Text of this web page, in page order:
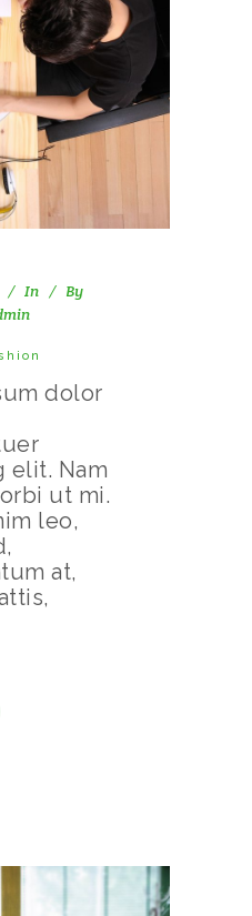
In
By
dolor
elit. Nam
ut mi.
leo,
at,